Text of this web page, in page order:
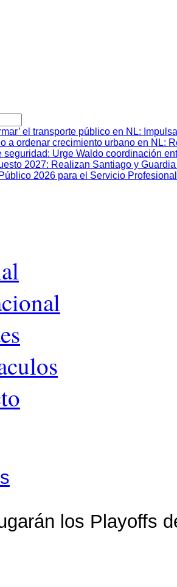
el transporte público en NL:
a ordenar crecimiento urbano en NL:
seguridad: Urge Waldo coordinación
2027: Realizan Santiago y
2026 para el Servicio
los Playoffs